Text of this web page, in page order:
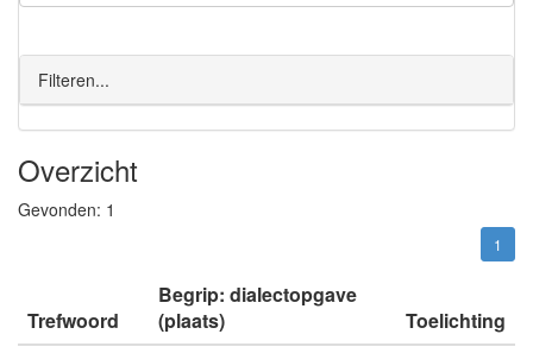
Filteren...
Overzicht
Gevonden: 1
1
Trefwoord
Begrip: dialectopgave
(plaats)
Toelichting